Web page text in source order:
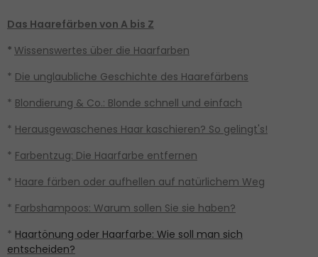
Das Haarefärben von A bis Z
* Wissenswertes über die Haarfarben
* Die unglaubliche Geschichte des Haarefärbens
* Blondierung & Co.: Blonde schnell und einfach
* Herausgewaschenes Haar kaschieren? So gelingt's!
* Farbentzug: Die Haarfarbe entfernen
* Haare färben oder aufhellen auf natürlichem Weg
* Farbshampoos: Warum sollen Sie sie haben?
* Haartönung oder Haarfarbe: Wie soll man sich
entscheiden?